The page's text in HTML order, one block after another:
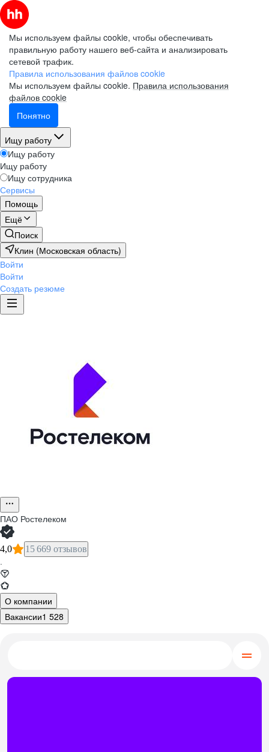
Мы используем файлы cookie, чтобы обеспечивать
правильную работу нашего веб-сайта и анализировать
сетевой трафик.
Правила использования файлов cookie
Мы используем файлы cookie. Правила использования
файлов cookie
Понятно
Ищу работу
Ищу работу
Ищу работу
Ищу сотрудника
Сервисы
Помощь
Ещё
Поиск
Клин (Московская область)
Войти
Войти
Создать резюме
ПАО Ростелеком
4,0 15 669 отзывов
·
О компании
Вакансии1 528